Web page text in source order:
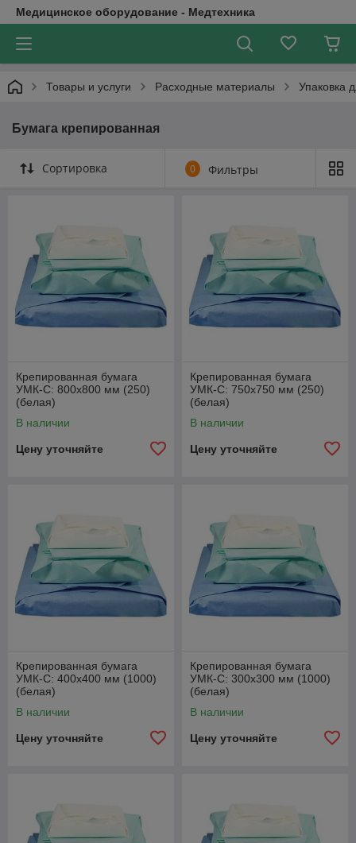
Медицинское оборудование - Медтехника
Товары и услуги Расходные материалы Упаковка
Бумага крепированная
Сортировка 0 Фильтры
Крепированная бумага
УМК-С: 800х800 мм (250)
(белая)
В наличии
Цену уточняйте
Крепированная бумага
УМК-С: 750х750 мм (250)
(белая)
В наличии
Цену уточняйте
Крепированная бумага
УМК-С: 400х400 мм (1000)
(белая)
В наличии
Цену уточняйте
Крепированная бумага
УМК-С: 300х300 мм (1000)
(белая)
В наличии
Цену уточняйте